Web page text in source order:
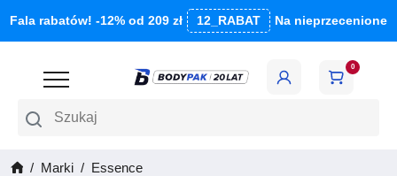
Fala rabatów! -12% od 209 zł 12_RABAT Na nieprzecenione
Szukaj
0
Marki Essence